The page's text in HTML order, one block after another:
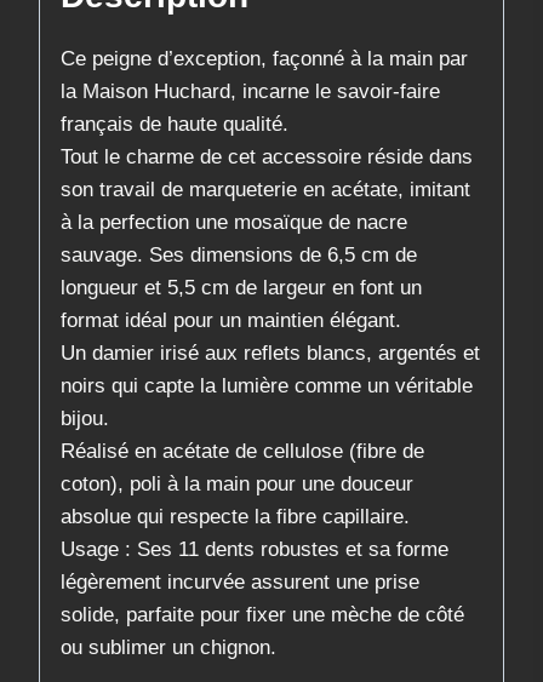
Ce peigne d’exception, façonné à la main par
la Maison Huchard, incarne le savoir-faire
français de haute qualité.
​Tout le charme de cet accessoire réside dans
son travail de marqueterie en acétate, imitant
à la perfection une mosaïque de nacre
sauvage. Ses dimensions de 6,5 cm de
longueur et 5,5 cm de largeur en font un
format idéal pour un maintien élégant.
Un damier irisé aux reflets blancs, argentés et
noirs qui capte la lumière comme un véritable
bijou.
​Réalisé en acétate de cellulose (fibre de
coton), poli à la main pour une douceur
absolue qui respecte la fibre capillaire.
​Usage : Ses 11 dents robustes et sa forme
légèrement incurvée assurent une prise
solide, parfaite pour fixer une mèche de côté
ou sublimer un chignon.